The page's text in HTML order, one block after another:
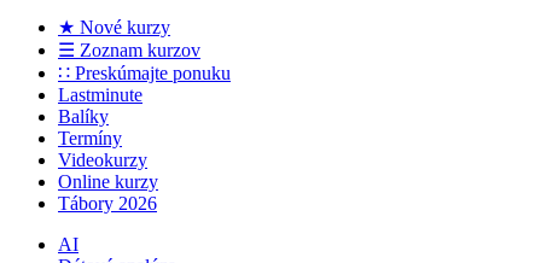
★ Nové kurzy
☰ Zoznam kurzov
∷ Preskúmajte ponuku
Lastminute
Balíky
Termíny
Videokurzy
Online kurzy
Tábory 2026
AI